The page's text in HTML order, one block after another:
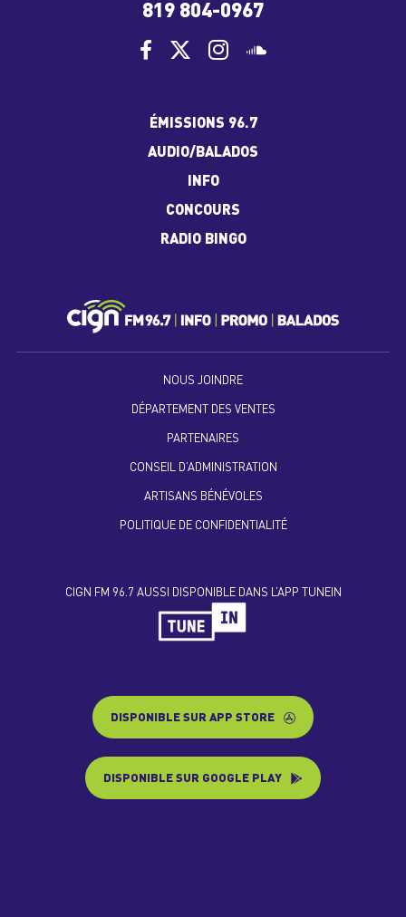
819 804-0967
ÉMISSIONS 96.7
AUDIO/BALADOS
INFO
CONCOURS
RADIO BINGO
NOUS JOINDRE
DÉPARTEMENT DES VENTES
PARTENAIRES
CONSEIL D’ADMINISTRATION
ARTISANS BÉNÉVOLES
POLITIQUE DE CONFIDENTIALITÉ
CIGN FM 96.7 AUSSI DISPONIBLE DANS L’APP TUNEIN
DISPONIBLE SUR APP STORE
DISPONIBLE SUR GOOGLE PLAY